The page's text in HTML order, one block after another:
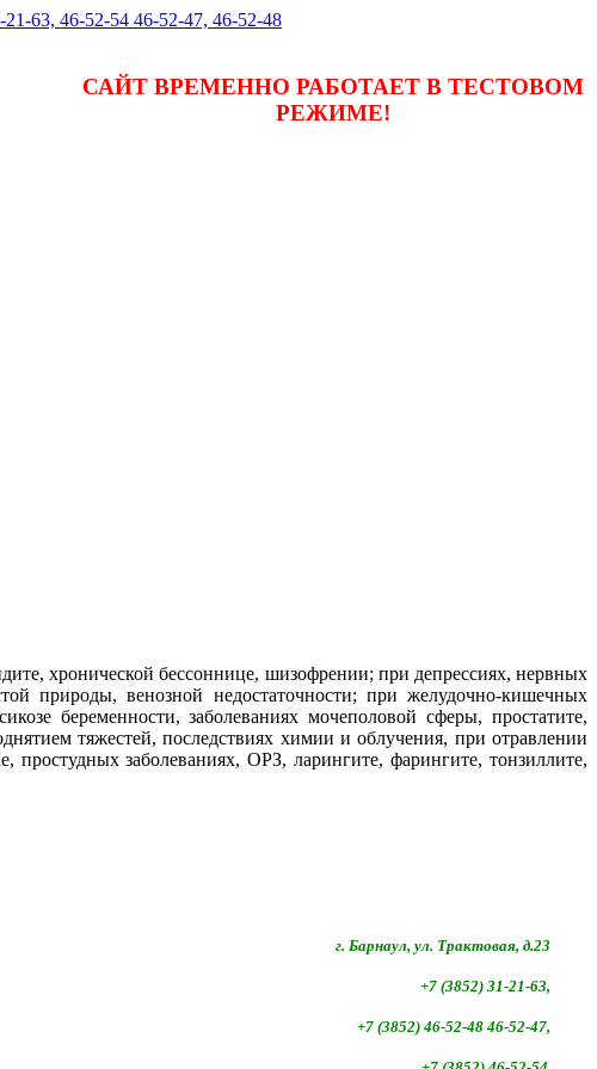
21-63, 46-52-54 46-52-47, 46-52-48
САЙТ ВРЕМЕННО РАБОТАЕТ В ТЕСТОВОМ
РЕЖИМЕ!
хронической бессоннице, шизофрении; при депрессиях, нервных
природы, венозной недостаточности; при желудочно-кишечных
беременности, заболеваниях мочеполовой сферы, простатите,
тяжестей, последствиях химии и облучения, при отравлении
заболеваниях, ОРЗ, ларингите, фарингите, тонзиллите,
г. Барнаул, ул. Трактовая, д.23
+7 (3852) 31-21-63,
+7 (3852) 46-52-48 46-52-47,